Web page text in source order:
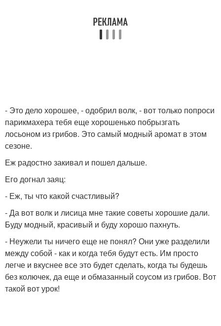
- Это дело хорошее, - одобрил волк, - вот только попроси
парикмахера тебя еще хорошенько побрызгать
лосьоном из грибов. Это самый модный аромат в этом
сезоне.
Еж радостно закивал и пошел дальше.
Его догнал заяц:
- Еж, ты что какой счастливый?
- Да вот волк и лисица мне такие советы хорошие дали.
Буду модный, красивый и буду хорошо пахнуть.
- Неужели ты ничего еще не понял? Они уже разделили
между собой - как и когда тебя будут есть. Им просто
легче и вкуснее все это будет сделать, когда ты будешь
без колючек, да еще и обмазанный соусом из грибов. Вот
такой вот урок!